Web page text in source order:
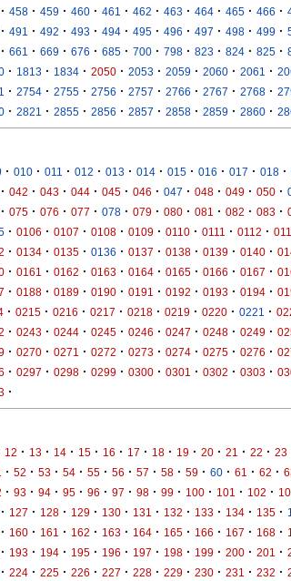
· 458 · 459 · 460 · 461 · 462 · 463 · 464 · 465 · 466 ·
· 491 · 492 · 493 · 494 · 495 · 496 · 497 · 498 · 499 ·
· 661 · 669 · 676 · 685 · 700 · 798 · 823 · 824 · 825 ·
· 1813 · 1834 · 2050 · 2053 · 2059 · 2060 · 2061 ·
· 2754 · 2755 · 2756 · 2757 · 2766 · 2767 · 2768 ·
· 2821 · 2855 · 2856 · 2857 · 2858 · 2859 · 2860 ·
· 010 · 011 · 012 · 013 · 014 · 015 · 016 · 017 · 018 ·
· 042 · 043 · 044 · 045 · 046 · 047 · 048 · 049 · 050 ·
· 075 · 076 · 077 · 078 · 079 · 080 · 081 · 082 · 083 ·
· 0106 · 0107 · 0108 · 0109 · 0110 · 0111 · 0112 ·
· 0134 · 0135 · 0136 · 0137 · 0138 · 0139 · 0140 ·
· 0161 · 0162 · 0163 · 0164 · 0165 · 0166 · 0167 ·
· 0188 · 0189 · 0190 · 0191 · 0192 · 0193 · 0194 ·
· 0215 · 0216 · 0217 · 0218 · 0219 · 0220 · 0221 ·
· 0243 · 0244 · 0245 · 0246 · 0247 · 0248 · 0249 ·
· 0270 · 0271 · 0272 · 0273 · 0274 · 0275 · 0276 ·
· 0297 · 0298 · 0299 · 0300 · 0301 · 0302 · 0303 ·
·
12 · 13 · 14 · 15 · 16 · 17 · 18 · 19 · 20 · 21 · 22 · 23
· 52 · 53 · 54 · 55 · 56 · 57 · 58 · 59 · 60 · 61 · 62 ·
· 93 · 94 · 95 · 96 · 97 · 98 · 99 · 100 · 101 · 102 ·
· 127 · 128 · 129 · 130 · 131 · 132 · 133 · 134 · 135 ·
· 160 · 161 · 162 · 163 · 164 · 165 · 166 · 167 · 168 ·
· 193 · 194 · 195 · 196 · 197 · 198 · 199 · 200 · 201 ·
· 224 · 225 · 226 · 227 · 228 · 229 · 230 · 231 · 232 ·